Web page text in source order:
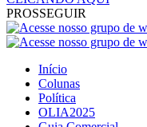
PROSSEGUIR
Início
Colunas
Política
OLIA2025